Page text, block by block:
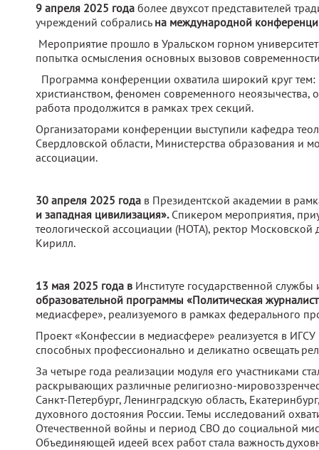
9 апреля 2025 года более двухсот представителей
учреждений собрались на международной
Мероприятие прошло в Уральском горном
попытка осмысления основных вызовов
Программа конференции охватила широкий круг
христианством, феномен современного
работа продолжится в рамках трех секций.
Организаторами конференции выступили кафедра
Свердловской области, Министерства образования и
ассоциации.
30 апреля 2025 года в Президентской академии в
и западная цивилизация».Спикером мероприятия,
теологической ассоциации (НОТА), ректор
Кирилл.
13 мая 2025 года в Институте государственной
образовательной программы «Политическая
медиасфере», реализуемого в рамках федерального
Проект «Конфессии в медиасфере» реализуется в
способных профессионально и деликатно освещать
За четыре года реализации модуля его участниками
раскрывающих различные религиозно-
Санкт-Петербург, Ленинградскую область,
духовного достояния России. Темы исследований
Отечественной войны и период СВО до социальной
Объединяющей идеей всех работ стала важность